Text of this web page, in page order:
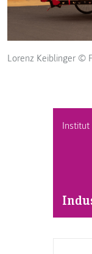
Institut
Lorenz Keiblinger ©